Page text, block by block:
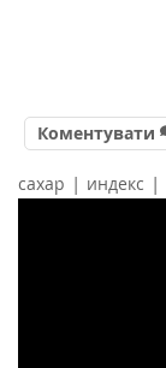
Коментувати
сахар | индекс |